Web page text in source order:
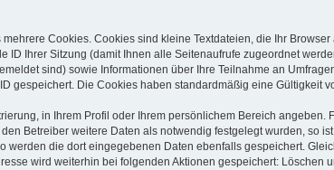
Cookies. Cookies sind kleine Textdateien, die Ihr
ID Ihrer Sitzung (damit Ihnen alle Seitenaufrufe zugeordnet
sind) sowie Informationen über Ihre Teilnahme an
gespeichert. Die Cookies haben standardmäßig eine Gültigkeit
in Ihrem Profil oder Ihrem persönlichem Bereich
Betreiber weitere Daten als notwendig festgelegt wurden, so
die dort eingegebenen Daten ebenfalls gespeichert.
wird weiterhin bei folgenden Aktionen gespeichert: Löschen